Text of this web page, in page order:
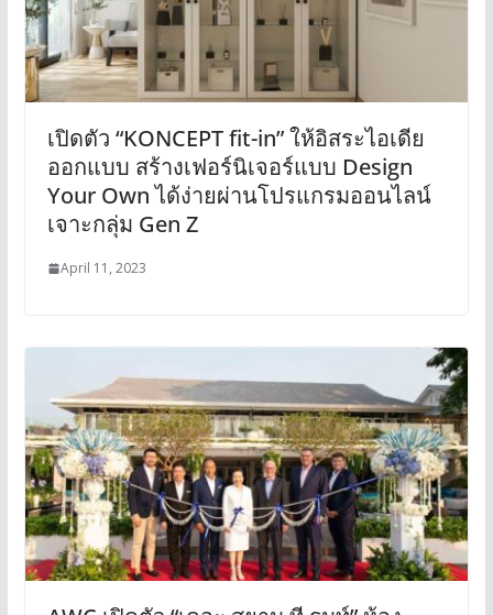
เปิดตัว “KONCEPT fit-in” ให้อิสระไอเดีย
ออกแบบ สร้างเฟอร์นิเจอร์แบบ Design
Your Own ได้ง่ายผ่านโปรแกรมออนไลน์
เจาะกลุ่ม Gen Z
April 11, 2023